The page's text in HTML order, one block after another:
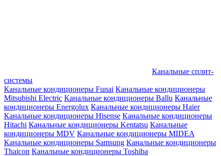
Канальные сплит-
системы
Канальные кондиционеры Funai Канальные кондиционеры
Mitsubishi Electric Канальные кондиционеры Ballu Канальные
кондиционеры Energolux Канальные кондиционеры Haier
Канальные кондиционеры Hisense Канальные кондиционеры
Hitachi Канальные кондиционеры Kentatsu Канальные
кондиционеры MDV Канальные кондиционеры MIDEA
Канальные кондиционеры Samsung Канальные кондиционеры
Thaicon Канальные кондиционеры Toshiba